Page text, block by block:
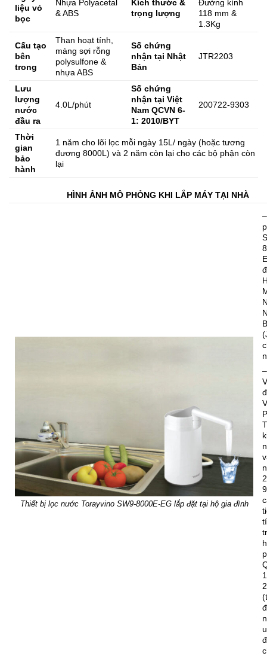
liệu vỏ
bọc
Nhựa Polyacetal
& ABS
Kích thước &
trọng lượng
Đường kính
118 mm &
1.3Kg
Cấu tạo
bên
trong
Than hoạt tính,
màng sợi rỗng
polysulfone &
nhựa ABS
Số chứng
nhận tại Nhật
Bản
JTR2203
Lưu
lượng
nước
đầu ra
4.0L/phút
Số chứng
nhận tại Việt
Nam QCVN 6-
1: 2010/BYT
200722-9303
Thời
gian
bảo
hành
1 năm cho lõi lọc mỗi ngày 15L/ ngày (hoặc tương
đương 8000L) và 2 năm còn lại cho các bộ phận còn
lại
HÌNH ẢNH MÔ PHỎNG KHI LẮP MÁY TẠI NHÀ
Thiết bị lọc nước Torayvino SW9-8000E-EG lắp đặt tại hộ gia đình